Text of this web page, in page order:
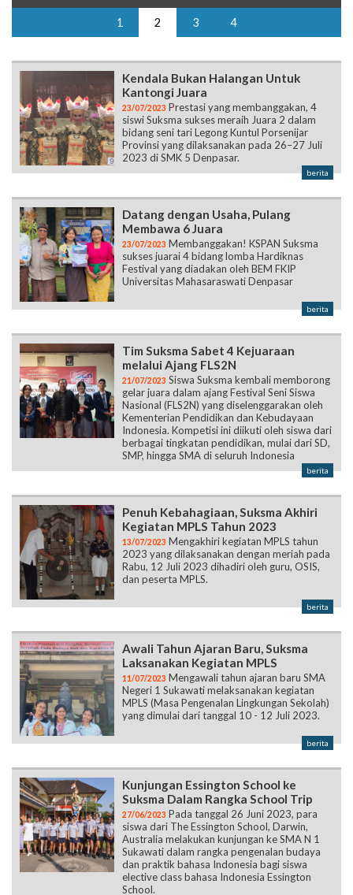
1 2 3 4
Kendala Bukan Halangan Untuk
Kantongi Juara
23/07/2023 Prestasi yang membanggakan, 4
siswi Suksma sukses meraih Juara 2 dalam
bidang seni tari Legong Kuntul Porsenijar
Provinsi yang dilaksanakan pada 26–27 Juli
2023 di SMK 5 Denpasar.
berita
Datang dengan Usaha, Pulang
Membawa 6 Juara
23/07/2023 Membanggakan! KSPAN Suksma
sukses juarai 4 bidang lomba Hardiknas
Festival yang diadakan oleh BEM FKIP
Universitas Mahasaraswati Denpasar
berita
Tim Suksma Sabet 4 Kejuaraan
melalui Ajang FLS2N
21/07/2023 Siswa Suksma kembali memborong
gelar juara dalam ajang Festival Seni Siswa
Nasional (FLS2N) yang diselenggarakan oleh
Kementerian Pendidikan dan Kebudayaan
Indonesia. Kompetisi ini diikuti oleh siswa dari
berbagai tingkatan pendidikan, mulai dari SD,
SMP, hingga SMA di seluruh Indonesia
berita
Penuh Kebahagiaan, Suksma Akhiri
Kegiatan MPLS Tahun 2023
13/07/2023 Mengakhiri kegiatan MPLS tahun
2023 yang dilaksanakan dengan meriah pada
Rabu, 12 Juli 2023 dihadiri oleh guru, OSIS,
dan peserta MPLS.
berita
Awali Tahun Ajaran Baru, Suksma
Laksanakan Kegiatan MPLS
11/07/2023 Mengawali tahun ajaran baru SMA
Negeri 1 Sukawati melaksanakan kegiatan
MPLS (Masa Pengenalan Lingkungan Sekolah)
yang dimulai dari tanggal 10 - 12 Juli 2023.
berita
Kunjungan Essington School ke
Suksma Dalam Rangka School Trip
27/06/2023 Pada tanggal 26 Juni 2023, para
siswa dari The Essington School, Darwin,
Australia melakukan kunjungan ke SMA N 1
Sukawati dalam rangka pengenalan budaya
dan praktik bahasa Indonesia bagi siswa
elective class bahasa Indonesia Essington
School.